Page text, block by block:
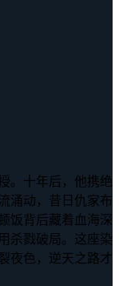
。十年后，他携绝
涌动，昔日仇家布
饭背后藏着血海深
杀戮破局。这座染
夜色，逆天之路才